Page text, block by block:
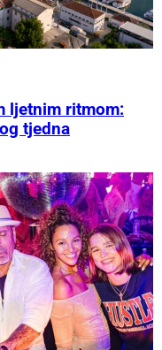
ljetnim ritmom:
tjedna